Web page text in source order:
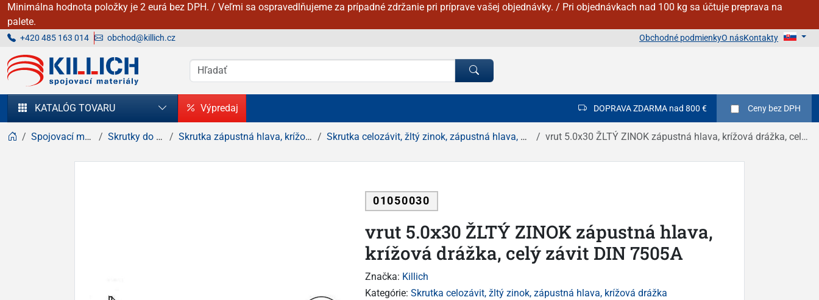
Minimálna hodnota položky je 2 eurá bez DPH. / Veľmi sa ospravedlňujeme za prípadné zdržanie pri príprave vašej objednávky. / Pri objednávkach nad 100 kg sa účtuje preprava na
palete.
+420 485 163 014 obchod@killich.cz Obchodné podmienkyO násKontakty
KILLICH - Spojovacie materiály
KATALÓG TOVARU Výpredaj DOPRAVA ZDARMA nad 800 € Ceny bez DPH
Spojovací materiál Skrutky do dreva Skrutka zápustná hlava, krížová drážka Skrutka celozávit, žltý zinok, zápustná hlava, krížová drážka vrut 5.0x30 ŽLTÝ ZINOK zápustná hlava, krížová drážka, celý závit DIN 7505A
01050030
vrut 5.0x30 ŽLTÝ ZINOK zápustná hlava,
krížová drážka, celý závit DIN 7505A
Značka: Killich
Kategórie: Skrutka celozávit, žltý zinok, zápustná hlava, krížová drážka